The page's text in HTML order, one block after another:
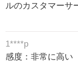
ルのカスタマーサ
1****p
感度：非常に高い